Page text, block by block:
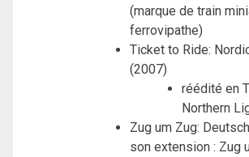
(marque de train
ferrovipathe)
Ticket to Ride:
(2007)
réédité en
Northern
Zug um Zug:
son extension : Zug